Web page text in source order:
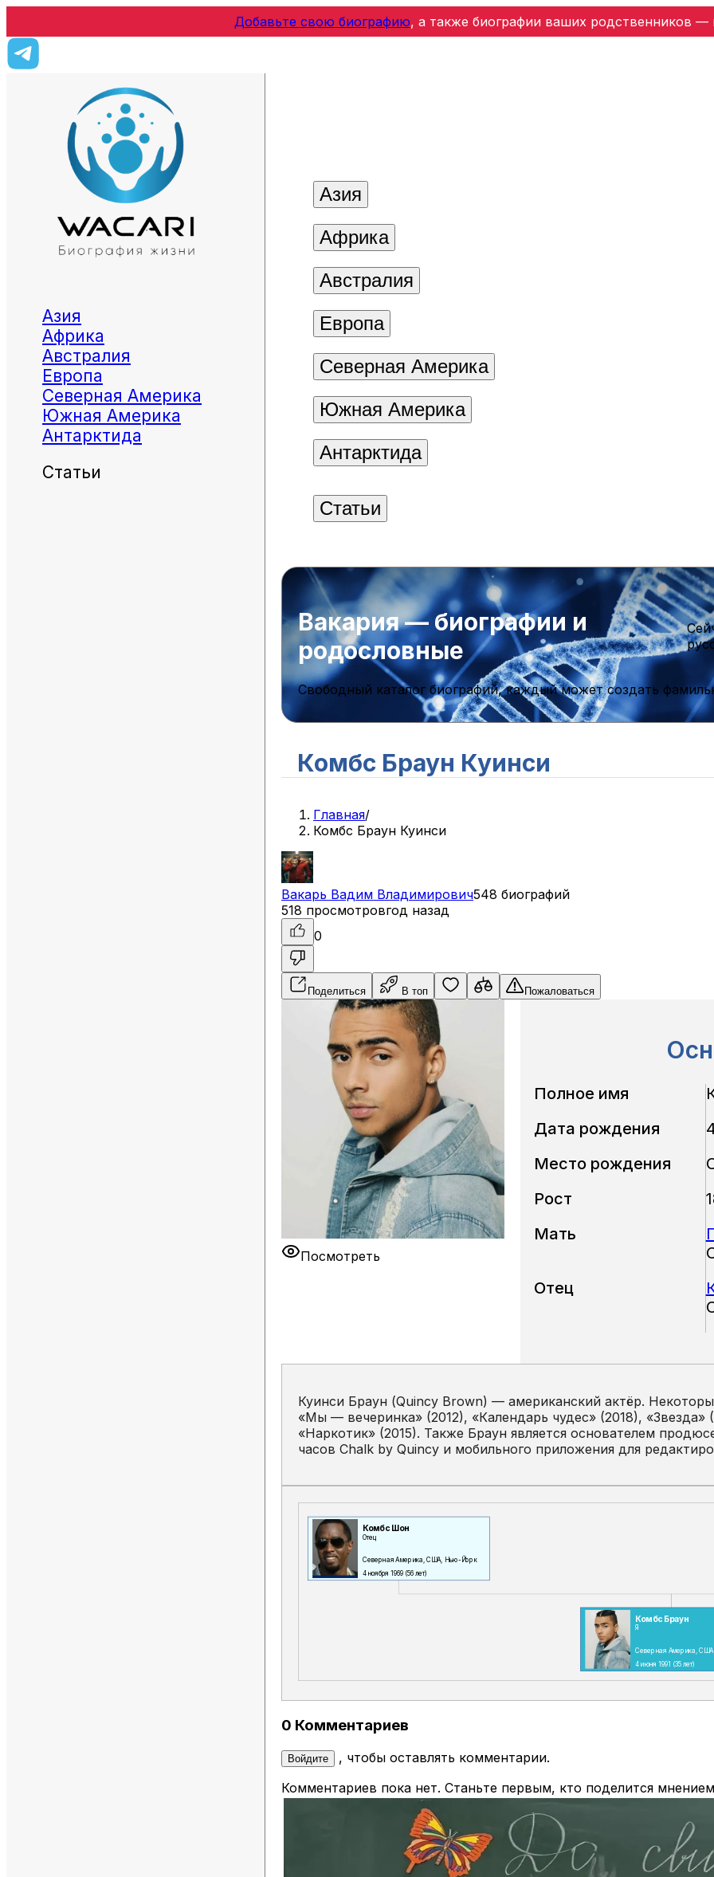
Добавьте свою биографию, а также биографии ваших родственников —
Азия
Африка
Австралия
Европа
Северная Америка
Южная Америка
Антарктида
Статьи
Азия
Африка
Австралия
Европа
Северная Америка
Южная Америка
Антарктида
Статьи
Вакария — биографии и
родословные
Свободный каталог биографий, каждый может создать
Комбс Браун Куинси
Главная/
Комбс Браун Куинси
Вакарь Вадим Владимирович548 биографий
518 просмотровгод назад
0
Поделиться В топ Пожаловаться
Посмотреть
Полное имя
Дата рождения
Место рождения
Рост
Мать
Отец
Куинси Браун (Quincy Brown) — американский актёр.
«Мы — вечеринка» (2012), «Календарь чудес» (2018), «Звезда»
«Наркотик» (2015). Также Браун является основателем
часов Chalk by Quincy и мобильного приложения для
Комбс Шон
Отец
Северная Америка, США, Нью-Йорк
4 ноября 1969 (56 лет)
Комбс Браун
Я
Северная Америка,
4 июня 1991 (35 лет)
0 Комментариев
Войдите
, чтобы оставлять комментарии.
Комментариев пока нет. Станьте первым, кто поделится